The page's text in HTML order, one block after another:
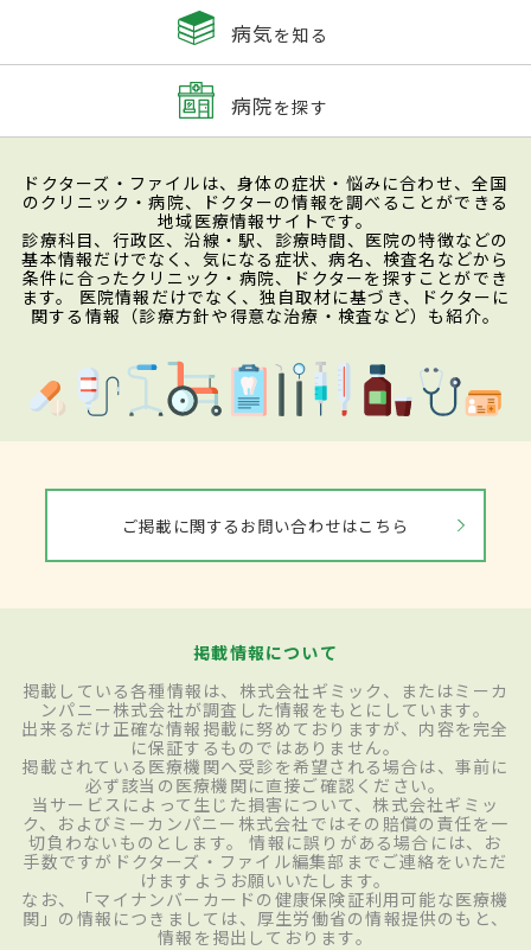
病気を知る
病院を探す
ドクターズ・ファイルは、身体の症状・悩みに合わせ、全国
のクリニック・病院、ドクターの情報を調べることができる
地域医療情報サイトです。
診療科目、行政区、沿線・駅、診療時間、医院の特徴などの
基本情報だけでなく、気になる症状、病名、検査名などから
条件に合ったクリニック・病院、ドクターを探すことができ
ます。 医院情報だけでなく、独自取材に基づき、ドクターに
関する情報（診療方針や得意な治療・検査など）も紹介。
ご掲載に関するお問い合わせはこちら
掲載情報について
掲載している各種情報は、株式会社ギミック、またはミーカ
ンパニー株式会社が調査した情報をもとにしています。
出来るだけ正確な情報掲載に努めておりますが、内容を完全
に保証するものではありません。
掲載されている医療機関へ受診を希望される場合は、事前に
必ず該当の医療機関に直接ご確認ください。
当サービスによって生じた損害について、株式会社ギミッ
ク、およびミーカンパニー株式会社ではその賠償の責任を一
切負わないものとします。 情報に誤りがある場合には、お
手数ですがドクターズ・ファイル編集部までご連絡をいただ
けますようお願いいたします。
なお、「マイナンバーカードの健康保険証利用可能な医療機
関」の情報につきましては、厚生労働省の情報提供のもと、
情報を掲出しております。